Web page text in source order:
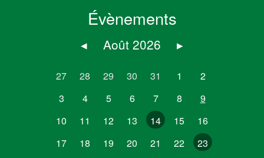
Évènements
◂ Août 2026 ▸
27 28 29 30 31 1
2
3
4 5 6 7 8
9
10
11 12 13 14 15
16
17
18 19 20 21 22
23